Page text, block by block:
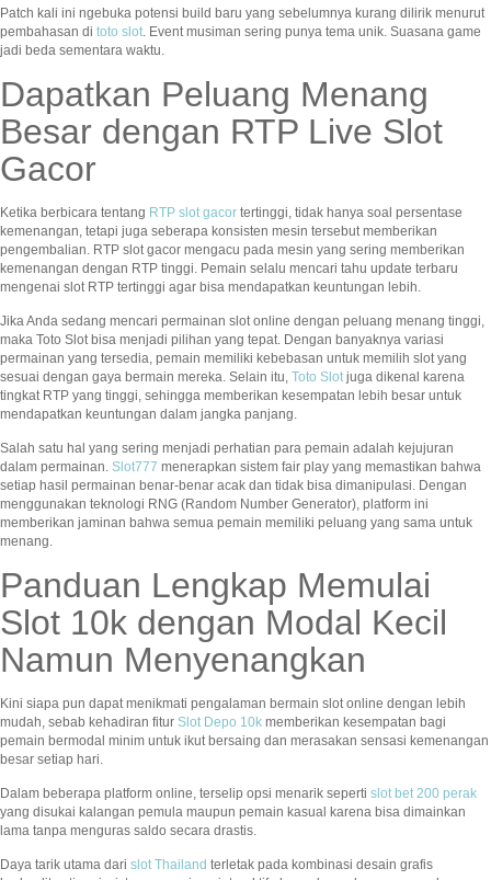
Patch kali ini ngebuka potensi build baru yang sebelumnya kurang dilirik menurut
pembahasan di toto slot. Event musiman sering punya tema unik. Suasana game
jadi beda sementara waktu.
Dapatkan Peluang Menang
Besar dengan RTP Live Slot
Gacor
Ketika berbicara tentang RTP slot gacor tertinggi, tidak hanya soal persentase
kemenangan, tetapi juga seberapa konsisten mesin tersebut memberikan
pengembalian. RTP slot gacor mengacu pada mesin yang sering memberikan
kemenangan dengan RTP tinggi. Pemain selalu mencari tahu update terbaru
mengenai slot RTP tertinggi agar bisa mendapatkan keuntungan lebih.
Jika Anda sedang mencari permainan slot online dengan peluang menang tinggi,
maka Toto Slot bisa menjadi pilihan yang tepat. Dengan banyaknya variasi
permainan yang tersedia, pemain memiliki kebebasan untuk memilih slot yang
sesuai dengan gaya bermain mereka. Selain itu, Toto Slotjuga dikenal karena
tingkat RTP yang tinggi, sehingga memberikan kesempatan lebih besar untuk
mendapatkan keuntungan dalam jangka panjang.
Salah satu hal yang sering menjadi perhatian para pemain adalah kejujuran
dalam permainan. Slot777 menerapkan sistem fair play yang memastikan bahwa
setiap hasil permainan benar-benar acak dan tidak bisa dimanipulasi. Dengan
menggunakan teknologi RNG (Random Number Generator), platform ini
memberikan jaminan bahwa semua pemain memiliki peluang yang sama untuk
menang.
Panduan Lengkap Memulai
Slot 10k dengan Modal Kecil
Namun Menyenangkan
Kini siapa pun dapat menikmati pengalaman bermain slot online dengan lebih
mudah, sebab kehadiran fitur Slot Depo 10k memberikan kesempatan bagi
pemain bermodal minim untuk ikut bersaing dan merasakan sensasi kemenangan
besar setiap hari.
Dalam beberapa platform online, terselip opsi menarik seperti slot bet 200 perak
yang disukai kalangan pemula maupun pemain kasual karena bisa dimainkan
lama tanpa menguras saldo secara drastis.
Daya tarik utama dari slot Thailand terletak pada kombinasi desain grafis